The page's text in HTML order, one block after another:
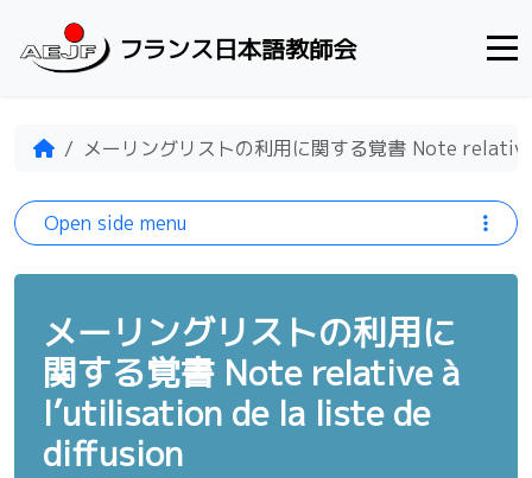
フランス日本語教師会
Homeメーリングリストの利用に関する覚書 Note
メーリングリストの利用に
関する覚書 Note relative à
l’utilisation de la liste de
diffusion
Open side menu